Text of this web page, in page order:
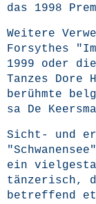
das 1998
Wei­te­re
For­sy­thes
1999 oder
Tan­zes Dore
berühm­te
sa De
Sicht- und
ein
tän­ze­risch,
betref­fend